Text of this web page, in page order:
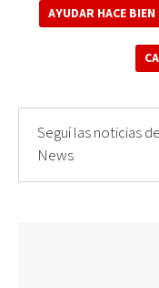
AYUDAR HACE BIEN
Seguí las noticias
News